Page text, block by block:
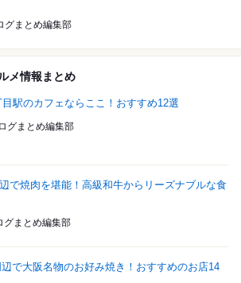
グまとめ編集部
メ情報まとめ
駅のカフェならここ！おすすめ12選
グまとめ編集部
で焼肉を堪能！高級和牛からリーズナブルな食
グまとめ編集部
で大阪名物のお好み焼き！おすすめのお店14